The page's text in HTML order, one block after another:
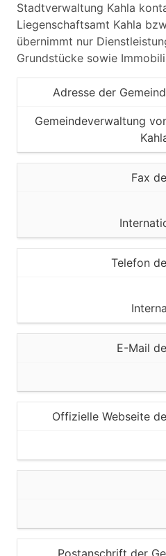
Stadtverwaltung Kahla
Liegenschaftsamt Kahla
übernimmt nur
Grundstücke sowie
Adresse der
Gemeindeverwaltung
Fax
Telefon
E-Mail
Offizielle Webseite
Postanschrift der